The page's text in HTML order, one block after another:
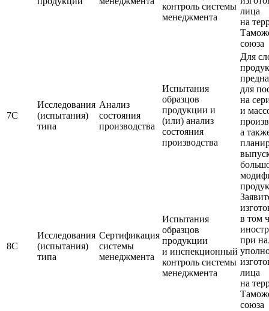
лица
на
союза
контроль системы
менеджмента
7С
Исследования
(испытания)
типа
Анализ
состояния
производства
Испытания
образцов
продукции и
(или) анализ
состояния
производства
Для
для
на
и
а
в том
при
лица
на
союза
8С
Исследования
(испытания)
типа
Сертификация
системы
менеджмента
Испытания
образцов
продукции
и инспекционный
контроль системы
менеджмента